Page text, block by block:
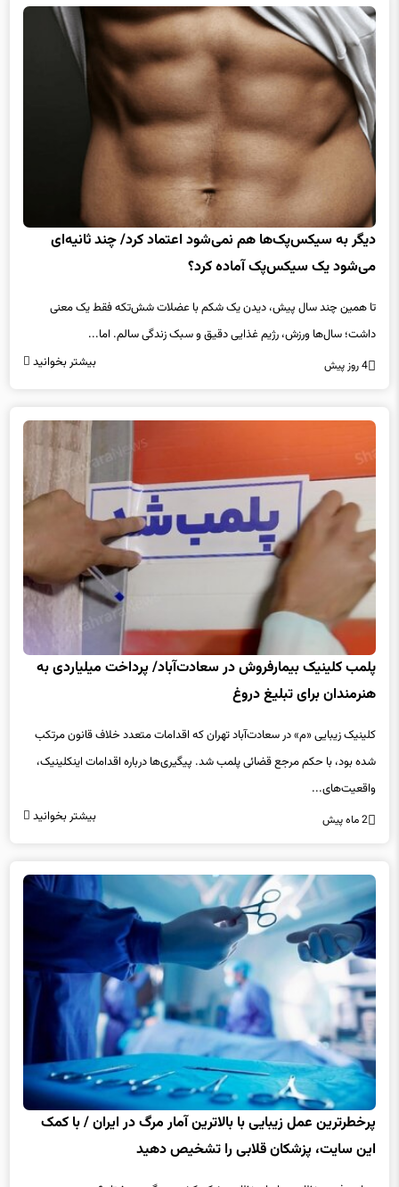
دیگر به سیکس‌پک‌ها هم نمی‌شود اعتماد کرد/ چند ثانیه‌ای
می‌شود یک سیکس‌پک آماده کرد؟
تا همین چند سال پیش، دیدن یک شکم با عضلات شش‌تکه فقط یک معنی
داشت؛ سال‌ها ورزش، رژیم غذایی دقیق و سبک زندگی سالم. اما...
4 روز پیش بیشتر بخوانید
پلمب کلینیک بیمارفروش در سعادت‌آباد/ پرداخت میلیاردی به
هنرمندان برای تبلیغ دروغ
کلینیک زیبایی «م» در سعادت‌آباد تهران که اقدامات متعدد خلاف قانون مرتکب
شده بود، با حکم مرجع قضائی پلمب شد. پیگیری‌ها درباره اقدامات اینکلینیک،
واقعیت‌های...
2 ماه پیش بیشتر بخوانید
پرخطرترین عمل زیبایی با بالاترین آمار مرگ در ایران / با کمک
این سایت، پزشکان قلابی را تشخیص دهید